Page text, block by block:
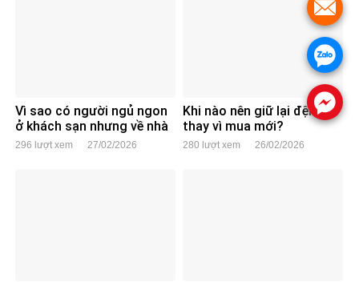
Vì sao có người ngủ ngon
ở khách sạn nhưng về nhà
lại mất ngủ?
296 lượt xem 27/02/2026
Khi nào nên giữ lại đệm cũ
thay vì mua mới?
280 lượt xem 26/02/2026
.
.
.